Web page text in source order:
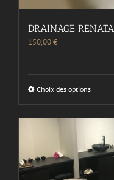
DRAINAGE RENATA
150,00€
Choix des options